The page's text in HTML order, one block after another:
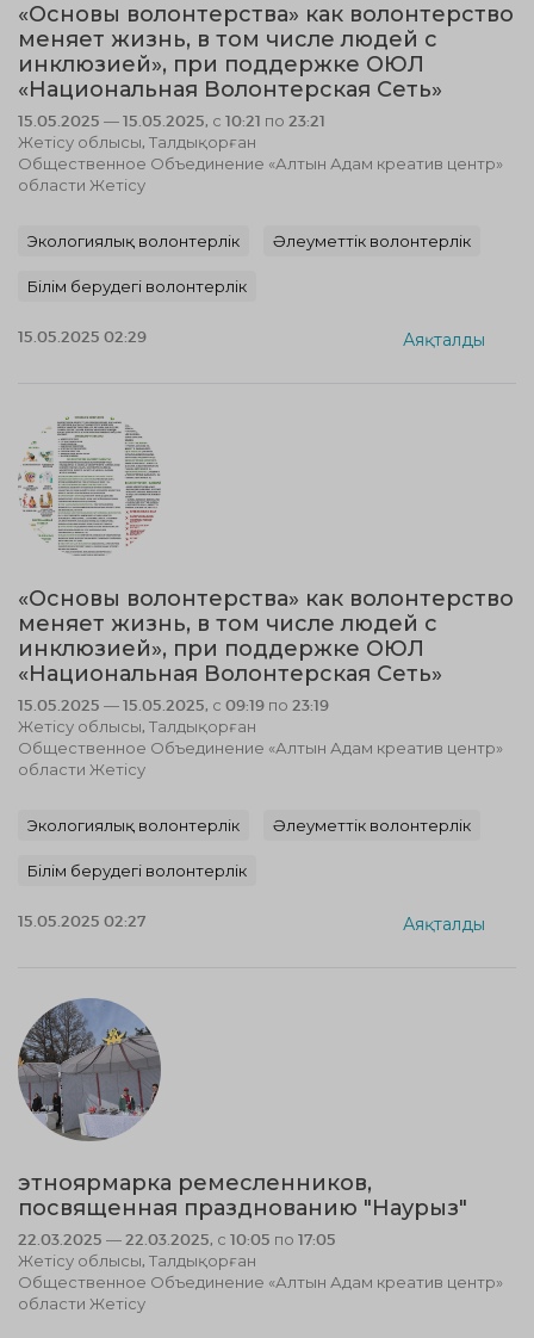
«Основы волонтерства» как волонтерство
меняет жизнь, в том числе людей с
инклюзией», при поддержке ОЮЛ
«Национальная Волонтерская Сеть»
15.05.2025 — 15.05.2025, с 10:21 по 23:21
Жетісу облысы, Талдықорған
Общественное Объединение «Алтын Адам креатив центр»
области Жетісу
Экологиялық волонтерлік Әлеуметтік волонтерлік
Білім берудегі волонтерлік
15.05.2025 02:29 Аяқталды
«Основы волонтерства» как волонтерство
меняет жизнь, в том числе людей с
инклюзией», при поддержке ОЮЛ
«Национальная Волонтерская Сеть»
15.05.2025 — 15.05.2025, с 09:19 по 23:19
Жетісу облысы, Талдықорған
Общественное Объединение «Алтын Адам креатив центр»
области Жетісу
Экологиялық волонтерлік Әлеуметтік волонтерлік
Білім берудегі волонтерлік
15.05.2025 02:27 Аяқталды
этноярмарка ремесленников,
посвященная празднованию "Наурыз"
22.03.2025 — 22.03.2025, с 10:05 по 17:05
Жетісу облысы, Талдықорған
Общественное Объединение «Алтын Адам креатив центр»
области Жетісу